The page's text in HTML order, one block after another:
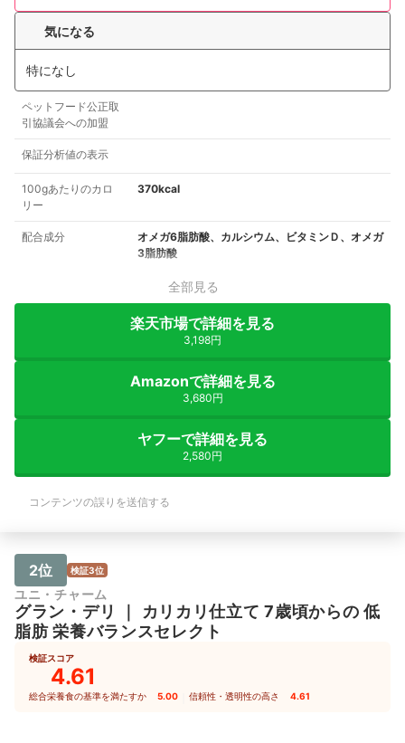
気になる
特になし
ペットフード公正取
引協議会への加盟
保証分析値の表示
100gあたりのカロ
リー
370kcal
配合成分
オメガ6脂肪酸、カルシウム、ビタミンＤ、オメガ
3脂肪酸
全部見る
楽天市場で詳細を見る
3,198円
Amazonで詳細を見る
3,680円
ヤフーで詳細を見る
2,580円
コンテンツの誤りを送信する
2位 検証3位
ユニ・チャーム
グラン・デリ
カリカリ仕立て 7歳頃からの 低
脂肪 栄養バランスセレクト
検証スコア
4.61
総合栄養食の基準を満たすか 5.00 信頼性・透明性の高さ 4.61